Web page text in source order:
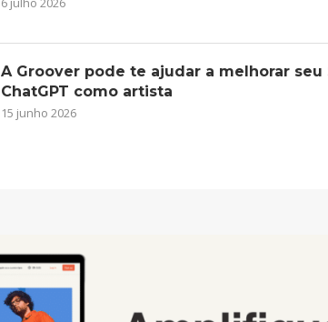
A Groover pode te ajudar a melhorar seu
ChatGPT como artista
15 junho 2026